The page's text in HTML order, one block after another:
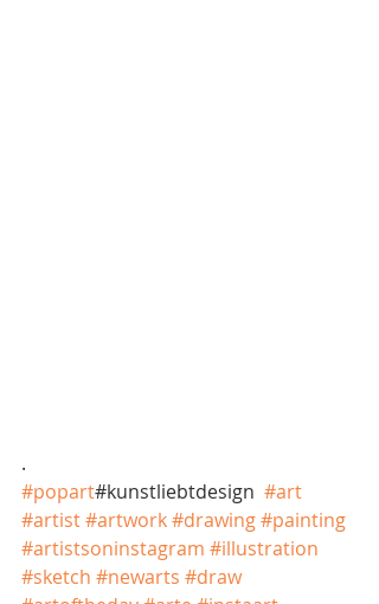
.
#popart#kunstliebtdesign #art
#artist#artwork#drawing#painting
#artistsoninstagram #illustration
#sketch #newarts #draw